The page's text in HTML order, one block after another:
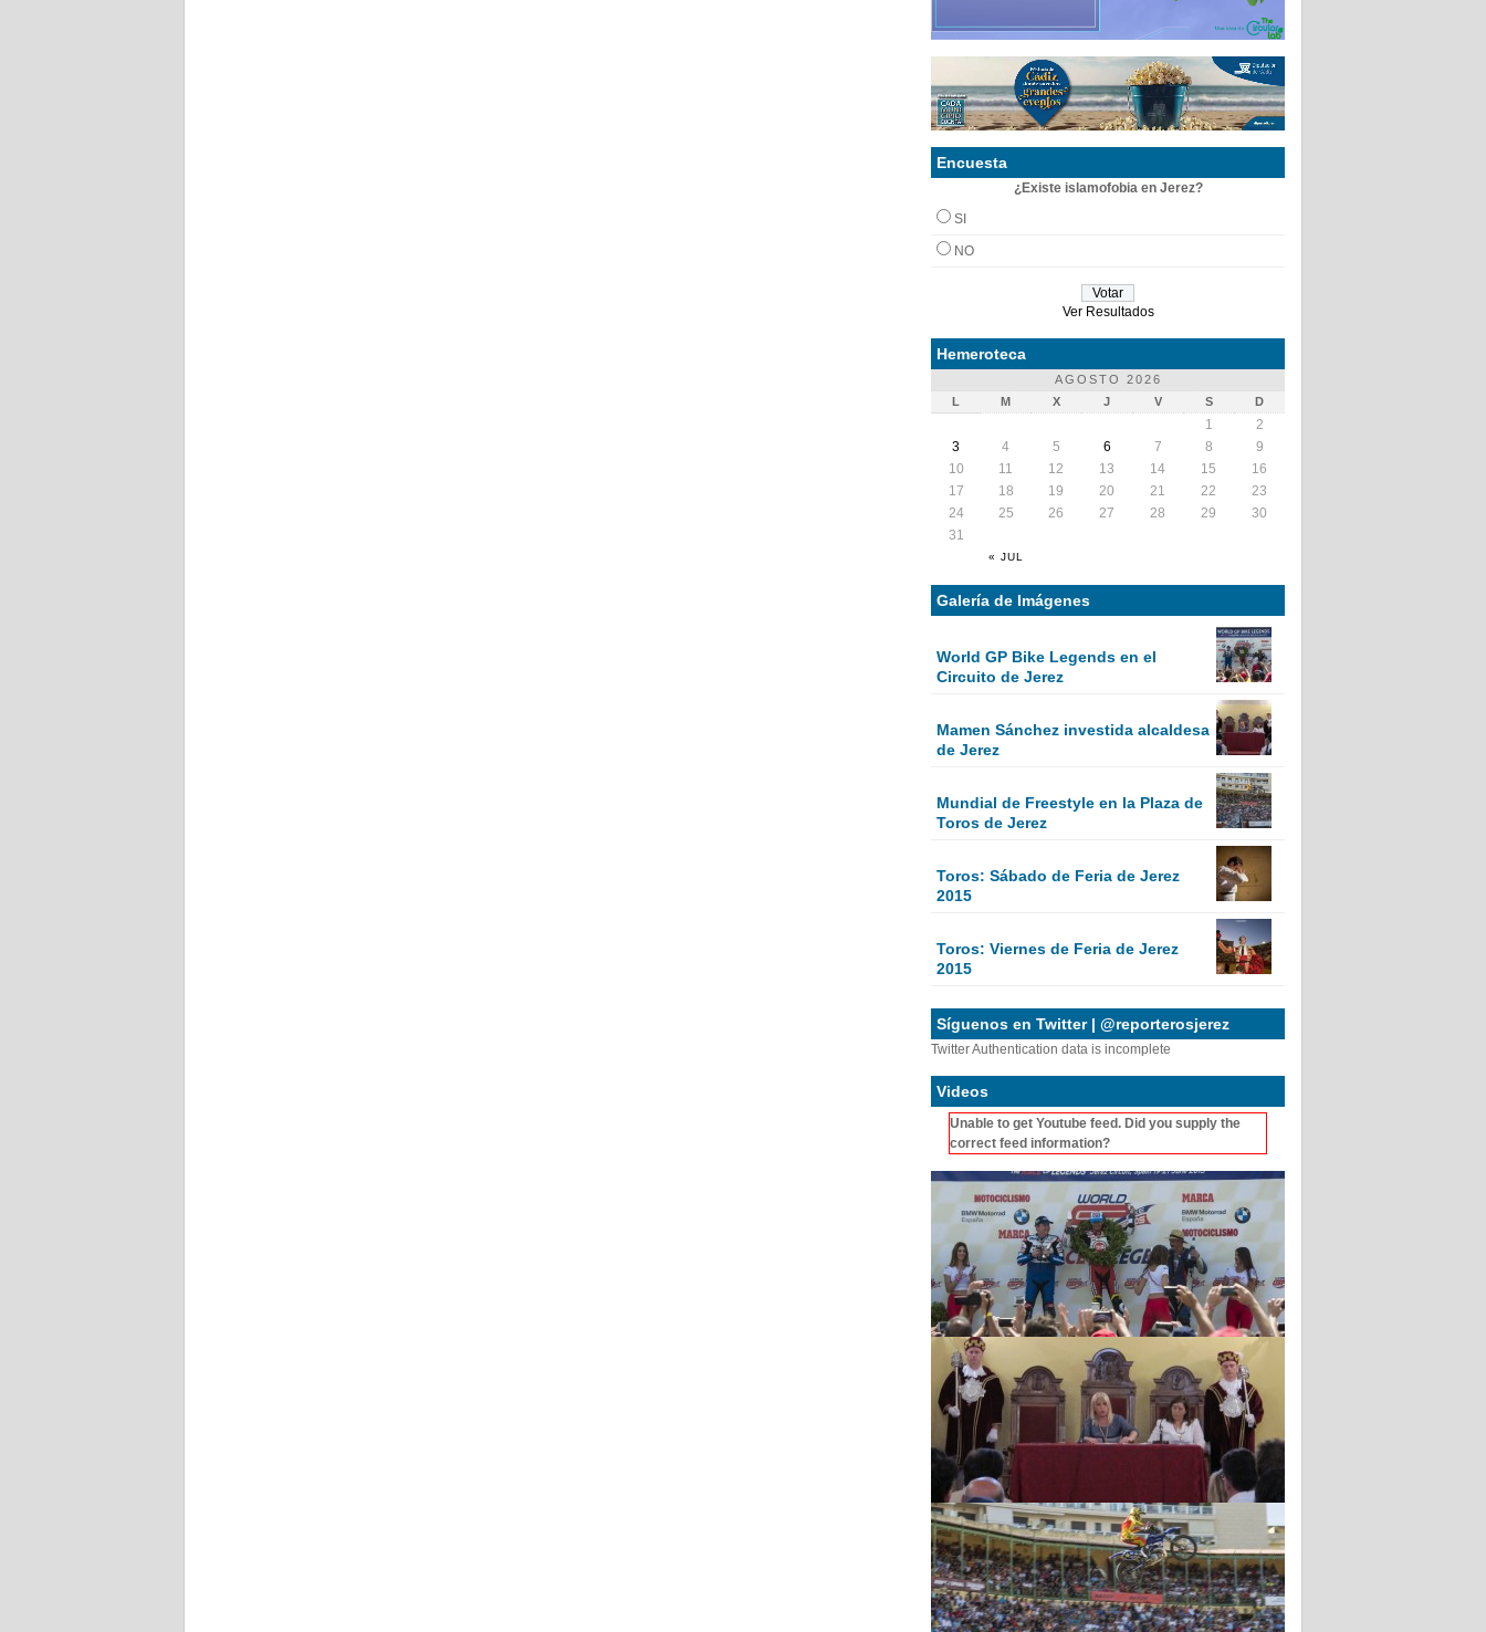
Encuesta
¿Existe islamofobia en Jerez?
SI
NO
Ver Resultados
Hemeroteca
AGOSTO 2026
L
M X J V S D
« JUL
1
2
3
4 5 6 7 8
9
10
11 12 13 14 15
16
17
18 19 20 21 22
23
24
25 26 27 28 29
30
31
Galería de Imágenes
World GP Bike Legends en el
Circuito de Jerez
Mamen Sánchez investida alcaldesa
de Jerez
Mundial de Freestyle en la Plaza de
Toros de Jerez
Toros: Sábado de Feria de Jerez
2015
Toros: Viernes de Feria de Jerez
2015
Síguenos en Twitter | @reporterosjerez
Twitter Authentication data is incomplete
Videos
Unable to get Youtube feed. Did you supply the
correct feed information?